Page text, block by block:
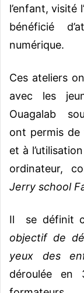
l’enfant, visité
bénéficié
numérique.
Ces ateliers
avec les
Ouagalab
ont permis de
et à
ordinateur,
Jerry school
Il se définit
objectif de
yeux des
déroulée en